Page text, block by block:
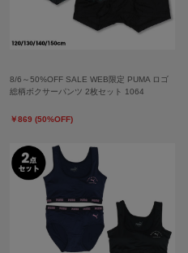
8/6～50%OFF SALE WEB限定 PUMA ロゴ
総柄ボクサーパンツ 2枚セット 1064
￥869 (50%OFF)